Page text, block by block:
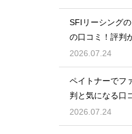
SFIリーシング
の口コミ！評判
かな実績
2026.07.24
ペイトナーでフ
判と気になる口
真実を探る
2026.07.24